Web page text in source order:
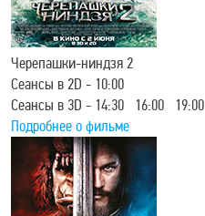
Черепашки-ниндзя 2
Сеансы в 2D - 10:00
Сеансы в 3D - 14:30 16:00 19:00
Подробнее о фильме